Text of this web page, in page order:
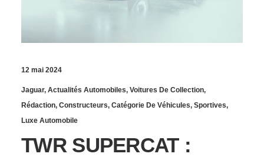
12 mai 2024
Jaguar, Actualités Automobiles, Voitures De Collection,
Rédaction, Constructeurs, Catégorie De Véhicules, Sportives,
Luxe Automobile
TWR SUPERCAT :